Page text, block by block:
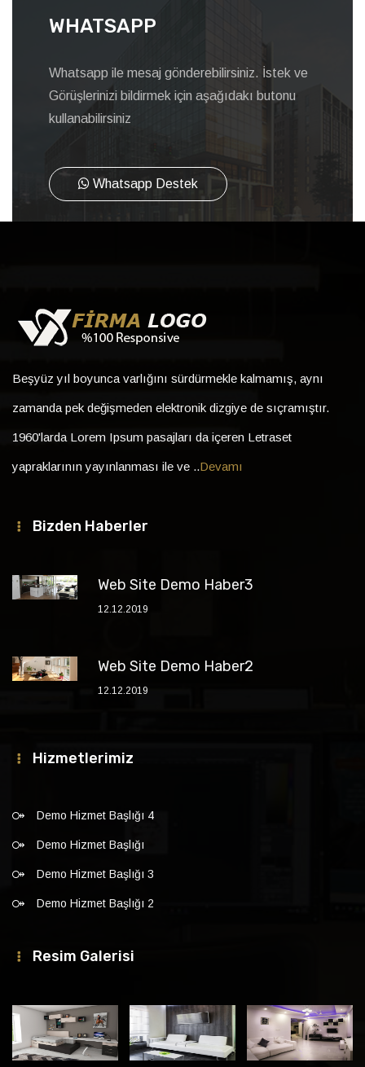
WHATSAPP
Whatsapp ile mesaj gönderebilirsiniz. İstek ve
Görüşlerinizi bildirmek için aşağıdakı butonu
kullanabilirsiniz
Whatsapp Destek
Beşyüz yıl boyunca varlığını sürdürmekle kalmamış, aynı
zamanda pek değişmeden elektronik dizgiye de sıçramıştır.
1960'larda Lorem Ipsum pasajları da içeren Letraset
yapraklarının yayınlanması ile ve ..Devamı
Bizden Haberler
Web Site Demo Haber3
12.12.2019
Web Site Demo Haber2
12.12.2019
Hizmetlerimiz
Demo Hizmet Başlığı 4
Demo Hizmet Başlığı
Demo Hizmet Başlığı 3
Demo Hizmet Başlığı 2
Resim Galerisi